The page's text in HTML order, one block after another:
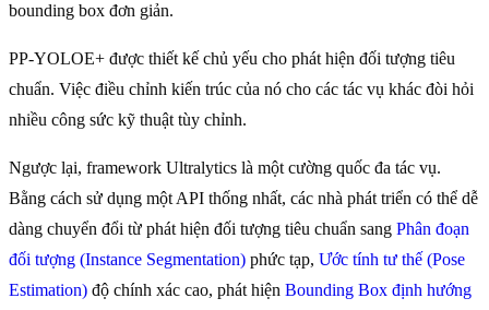
bounding box đơn giản.
PP-YOLOE+ được thiết kế chủ yếu cho phát hiện đối tượng tiêu
chuẩn. Việc điều chỉnh kiến trúc của nó cho các tác vụ khác đòi hỏi
nhiều công sức kỹ thuật tùy chỉnh.
Ngược lại, framework Ultralytics là một cường quốc đa tác vụ.
Bằng cách sử dụng một API thống nhất, các nhà phát triển có thể dễ
dàng chuyển đổi từ phát hiện đối tượng tiêu chuẩn sang Phân đoạn
đối tượng (Instance Segmentation) phức tạp, Ước tính tư thế (Pose
Estimation) độ chính xác cao, phát hiện Bounding Box định hướng